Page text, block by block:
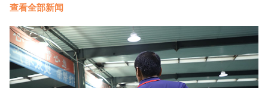
查看全部新闻